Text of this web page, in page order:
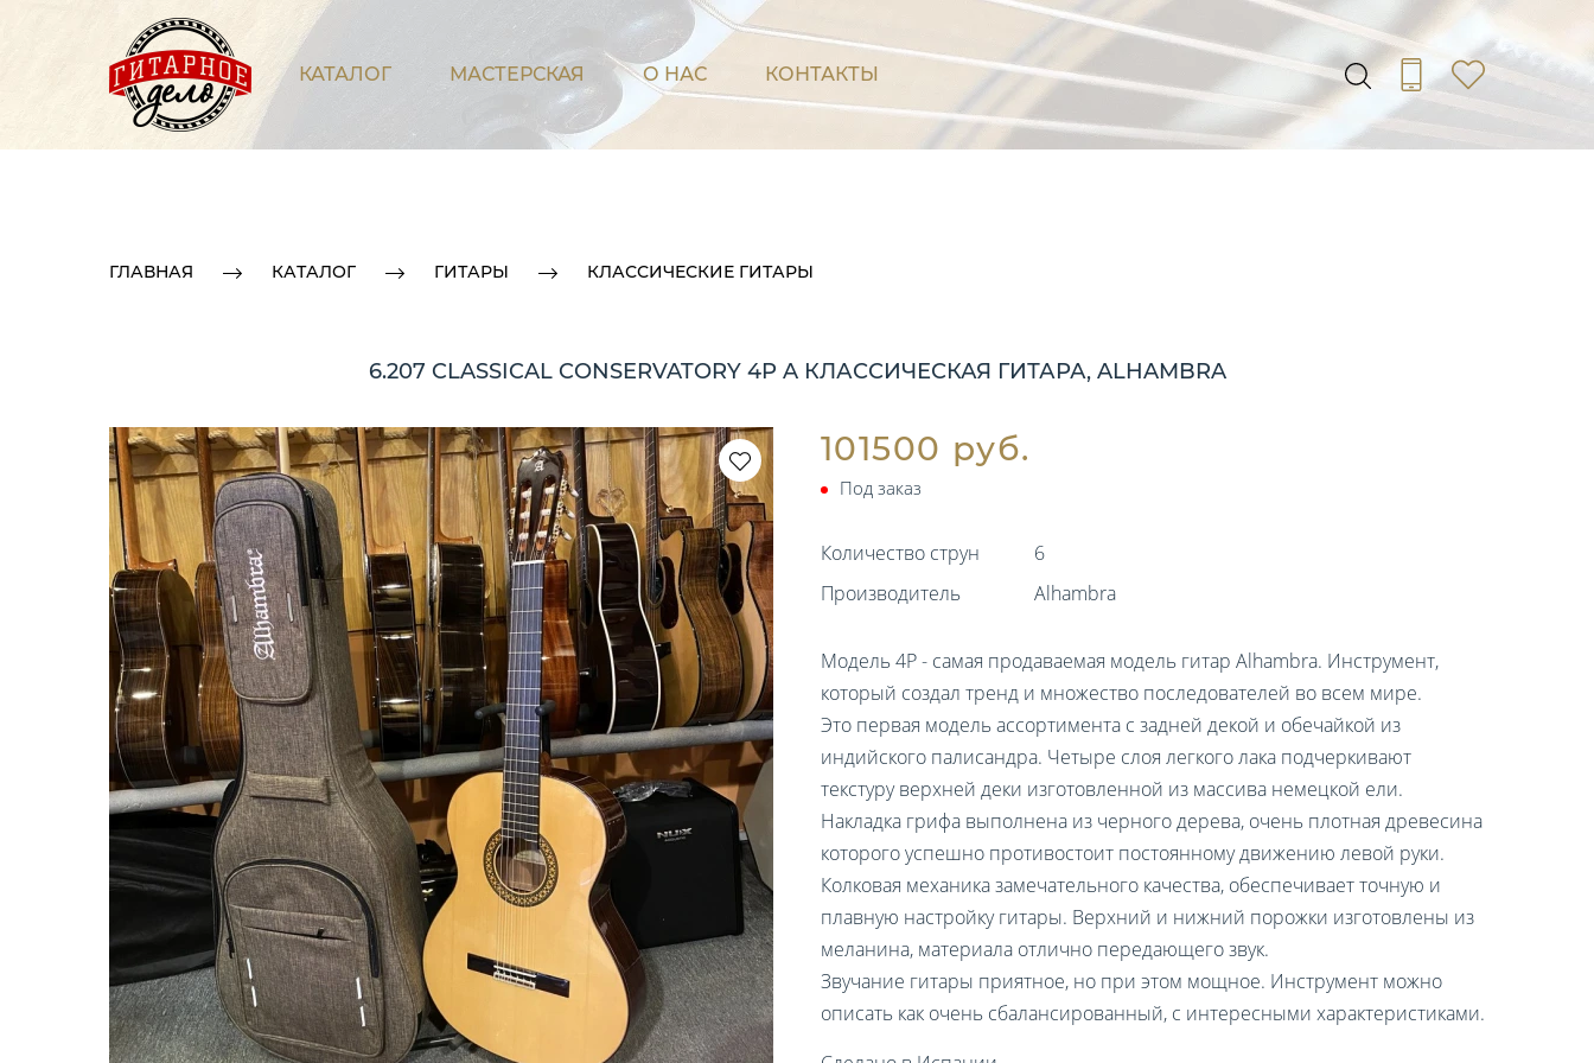
КАТАЛОГ МАСТЕРСКАЯ О НАС КОНТАКТЫ
ГЛАВНАЯ КАТАЛОГ ГИТАРЫ КЛАССИЧЕСКИЕ ГИТАРЫ
6.207 CLASSICAL CONSERVATORY 4P A КЛАССИЧЕСКАЯ ГИТАРА, ALHAMBRA
101500 руб.
Под заказ
Количество струн
6
Производитель
Alhambra
Модель 4P - самая продаваемая модель гитар Alhambra. Инструмент,
который создал тренд и множество последователей во всем мире.
Это первая модель ассортимента с задней декой и обечайкой из
индийского палисандра. Четыре слоя легкого лака подчеркивают
текстуру верхней деки изготовленной из массива немецкой ели.
Накладка грифа выполнена из черного дерева, очень плотная древесина
которого успешно противостоит постоянному движению левой руки.
Колковая механика замечательного качества, обеспечивает точную и
плавную настройку гитары. Верхний и нижний порожки изготовлены из
меланина, материала отлично передающего звук.
Звучание гитары приятное, но при этом мощное. Инструмент можно
описать как очень сбалансированный, с интересными характеристиками.